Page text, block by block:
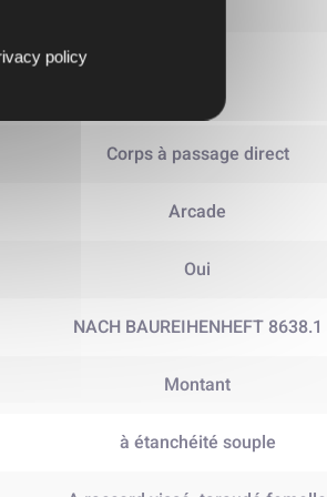
Corps à passage direct
Arcade
Oui
NACH BAUREIHENHEFT 8638.1
Montant
à étanchéité souple
policy